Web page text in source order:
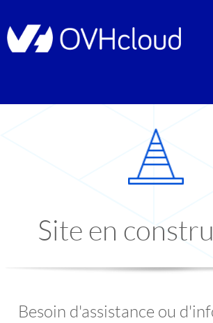
Site en
Besoin d'assistance ou